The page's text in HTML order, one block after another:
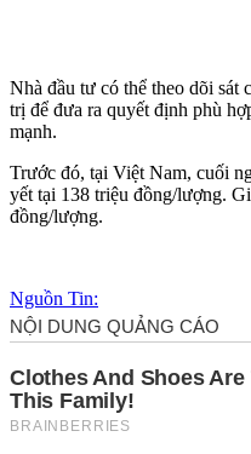
Nhà đầu tư có thể theo dõi sát
trị để đưa ra quyết định phù
mạnh.
Trước đó, tại Việt Nam, cuối
yết tại 138 triệu đồng/lượng.
đồng/lượng.
Nguồn Tin: